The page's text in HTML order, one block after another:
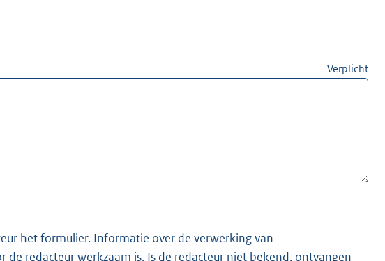
Verplicht
het formulier. Informatie over de verwerking van
redacteur niet bekend, ontvangen